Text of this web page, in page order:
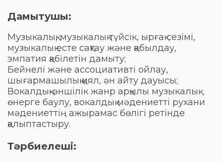
Дамытушы:
Музыкалық, музыкалық түйсік, ырғақ сезімі,
музыкалық есте сақтау және қабылдау,
эмпатия қабілетін дамыту;
Бейнелі және ассоциативті ойлау,
шығармашылық қиял, ән айту дауысы;
Вокалдық-әншілік жанр арқылы музыкалық
өнерге баулу, вокалдық мәдениетті рухани
мәдениеттің ажырамас бөлігі ретінде
қалыптастыру.
Тәрбиелеші: